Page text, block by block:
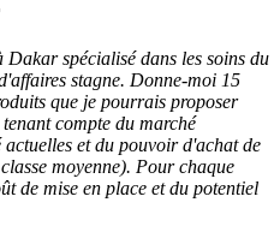
Dakar spécialisé dans les soins du
stagne. Donne-moi 15
que je pourrais proposer
compte du marché
actuelles et du pouvoir d'achat de
moyenne). Pour chaque
de mise en place et du potentiel